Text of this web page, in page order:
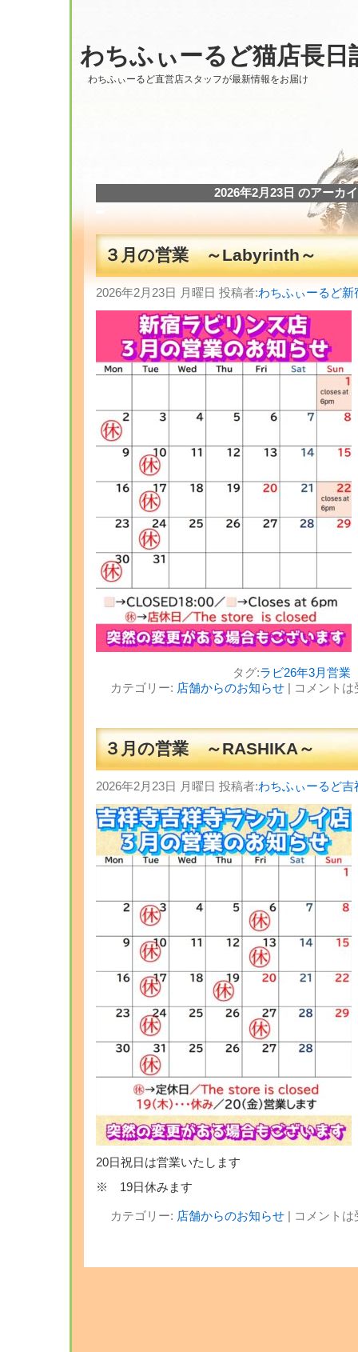
わちふぃーるど猫店長日
わちふぃーるど直営店スタッフが最新情報をお届け
2026年2月23日 のアーカ
３月の営業 ～Labyrinth～
2026年2月23日 月曜日 投稿者:わちふぃーるど
タグ:ラビ26年3月営業
カテゴリー: 店舗からのお知らせ| コメント
３月の営業 ～RASHIKA～
2026年2月23日 月曜日 投稿者:わちふぃーるど
20日祝日は営業いたします
※ 19日休みます
カテゴリー: 店舗からのお知らせ| コメント